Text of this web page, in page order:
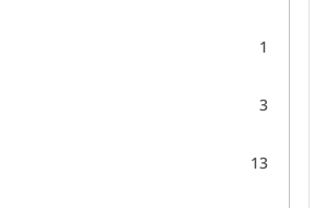
1
3
13